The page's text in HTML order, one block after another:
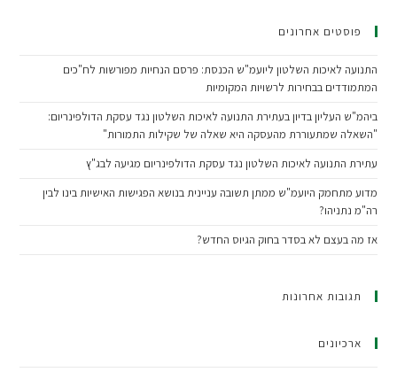
פוסטים אחרונים
התנועה לאיכות השלטון ליועמ"ש הכנסת: פרסם הנחיות מפורשות לח"כים
המתמודדים בבחירות לרשויות המקומיות
ביהמ"ש העליון בדיון בעתירת התנועה לאיכות השלטון נגד עסקת הדולפינריום:
"השאלה שמתעוררת מהעסקה היא שאלה של שקילות התמורות"
עתירת התנועה לאיכות השלטון נגד עסקת הדולפינריום מגיעה לבג"ץ
מדוע מתחמק היועמ"ש ממתן תשובה עניינית בנושא הפגישות האישיות בינו לבין
רה"מ נתניהו?
אז מה בעצם לא בסדר בחוק הגיוס החדש?
תגובות אחרונות
ארכיונים